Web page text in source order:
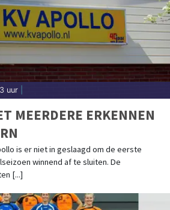
uur
MEERDERE ERKENNEN
is er niet in geslaagd om de eerste
winnend af te sluiten. De
[...]